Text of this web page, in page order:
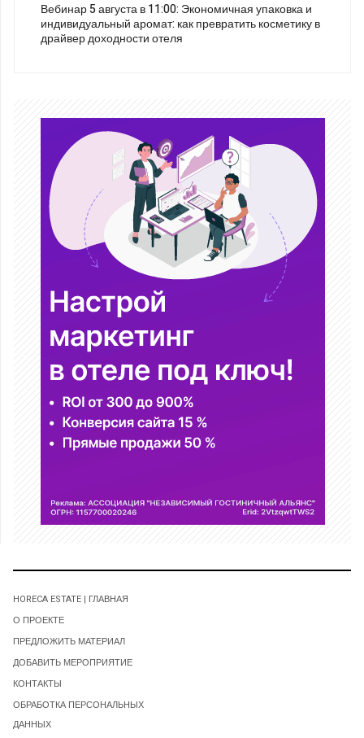
Вебинар 5 августа в 11:00: Экономичная упаковка и
индивидуальный аромат: как превратить косметику в
драйвер доходности отеля
HORECA ESTATE | ГЛАВНАЯ
О ПРОЕКТЕ
ПРЕДЛОЖИТЬ МАТЕРИАЛ
ДОБАВИТЬ МЕРОПРИЯТИЕ
КОНТАКТЫ
ОБРАБОТКА ПЕРСОНАЛЬНЫХ
ДАННЫХ